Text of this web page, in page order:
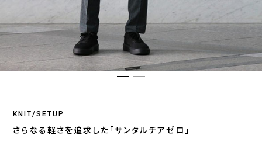
KNIT/SETUP
さらなる軽さを追求した「サンタルチアゼロ」